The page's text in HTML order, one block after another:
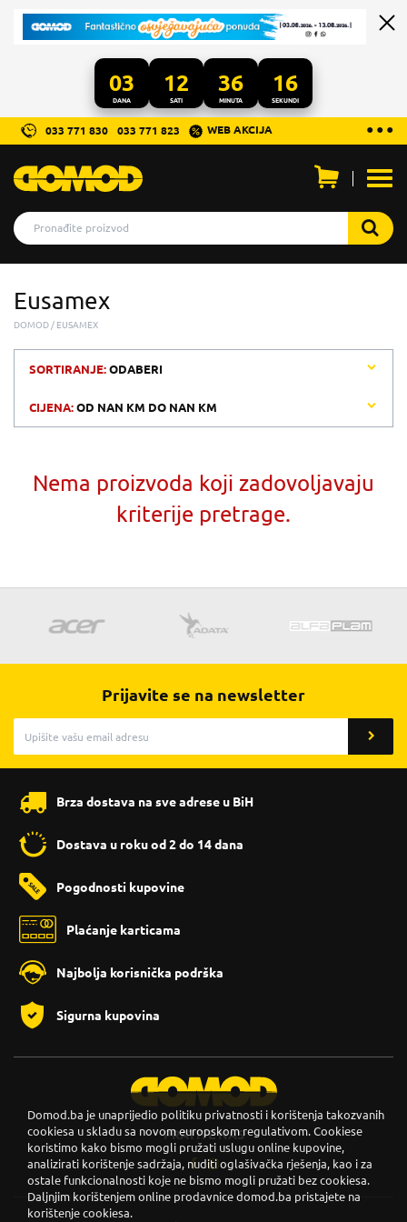
03
DANA
12
SATI
36
MINUTA
16
SEKUNDI
...
● ● ●
033 771 830 033 771 823 WEB AKCIJA
Eusamex
DOMOD EUSAMEX
SORTIRANJE:ODABERI
CIJENA:OD NAN KM DO NAN KM
Nema proizvoda koji zadovoljavaju
kriterije pretrage.
Prijavite se na newsletter
Brza dostava na sve adrese u BiH
Dostava u roku od 2 do 14 dana
Pogodnosti kupovine
Plaćanje karticama
Najbolja korisnička podrška
Sigurna kupovina
PRATITE NAS
Domod.ba je unaprijedio politiku privatnosti i korištenja takozvanih
cookiesa u skladu sa novom europskom regulativom. Cookiese
koristimo kako bismo mogli pružati uslugu online kupovine,
analizirati korištenje sadržaja, nuditi oglašivačka rješenja, kao i za
ostale funkcionalnosti koje ne bismo mogli pružati bez cookiesa.
Daljnjim korištenjem online prodavnice domod.ba pristajete na
korištenje cookiesa.